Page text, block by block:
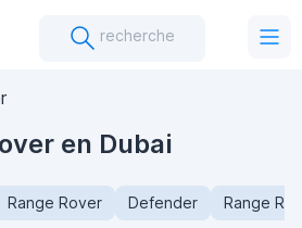
recherche
en Dubai
Range Rover Defender Range